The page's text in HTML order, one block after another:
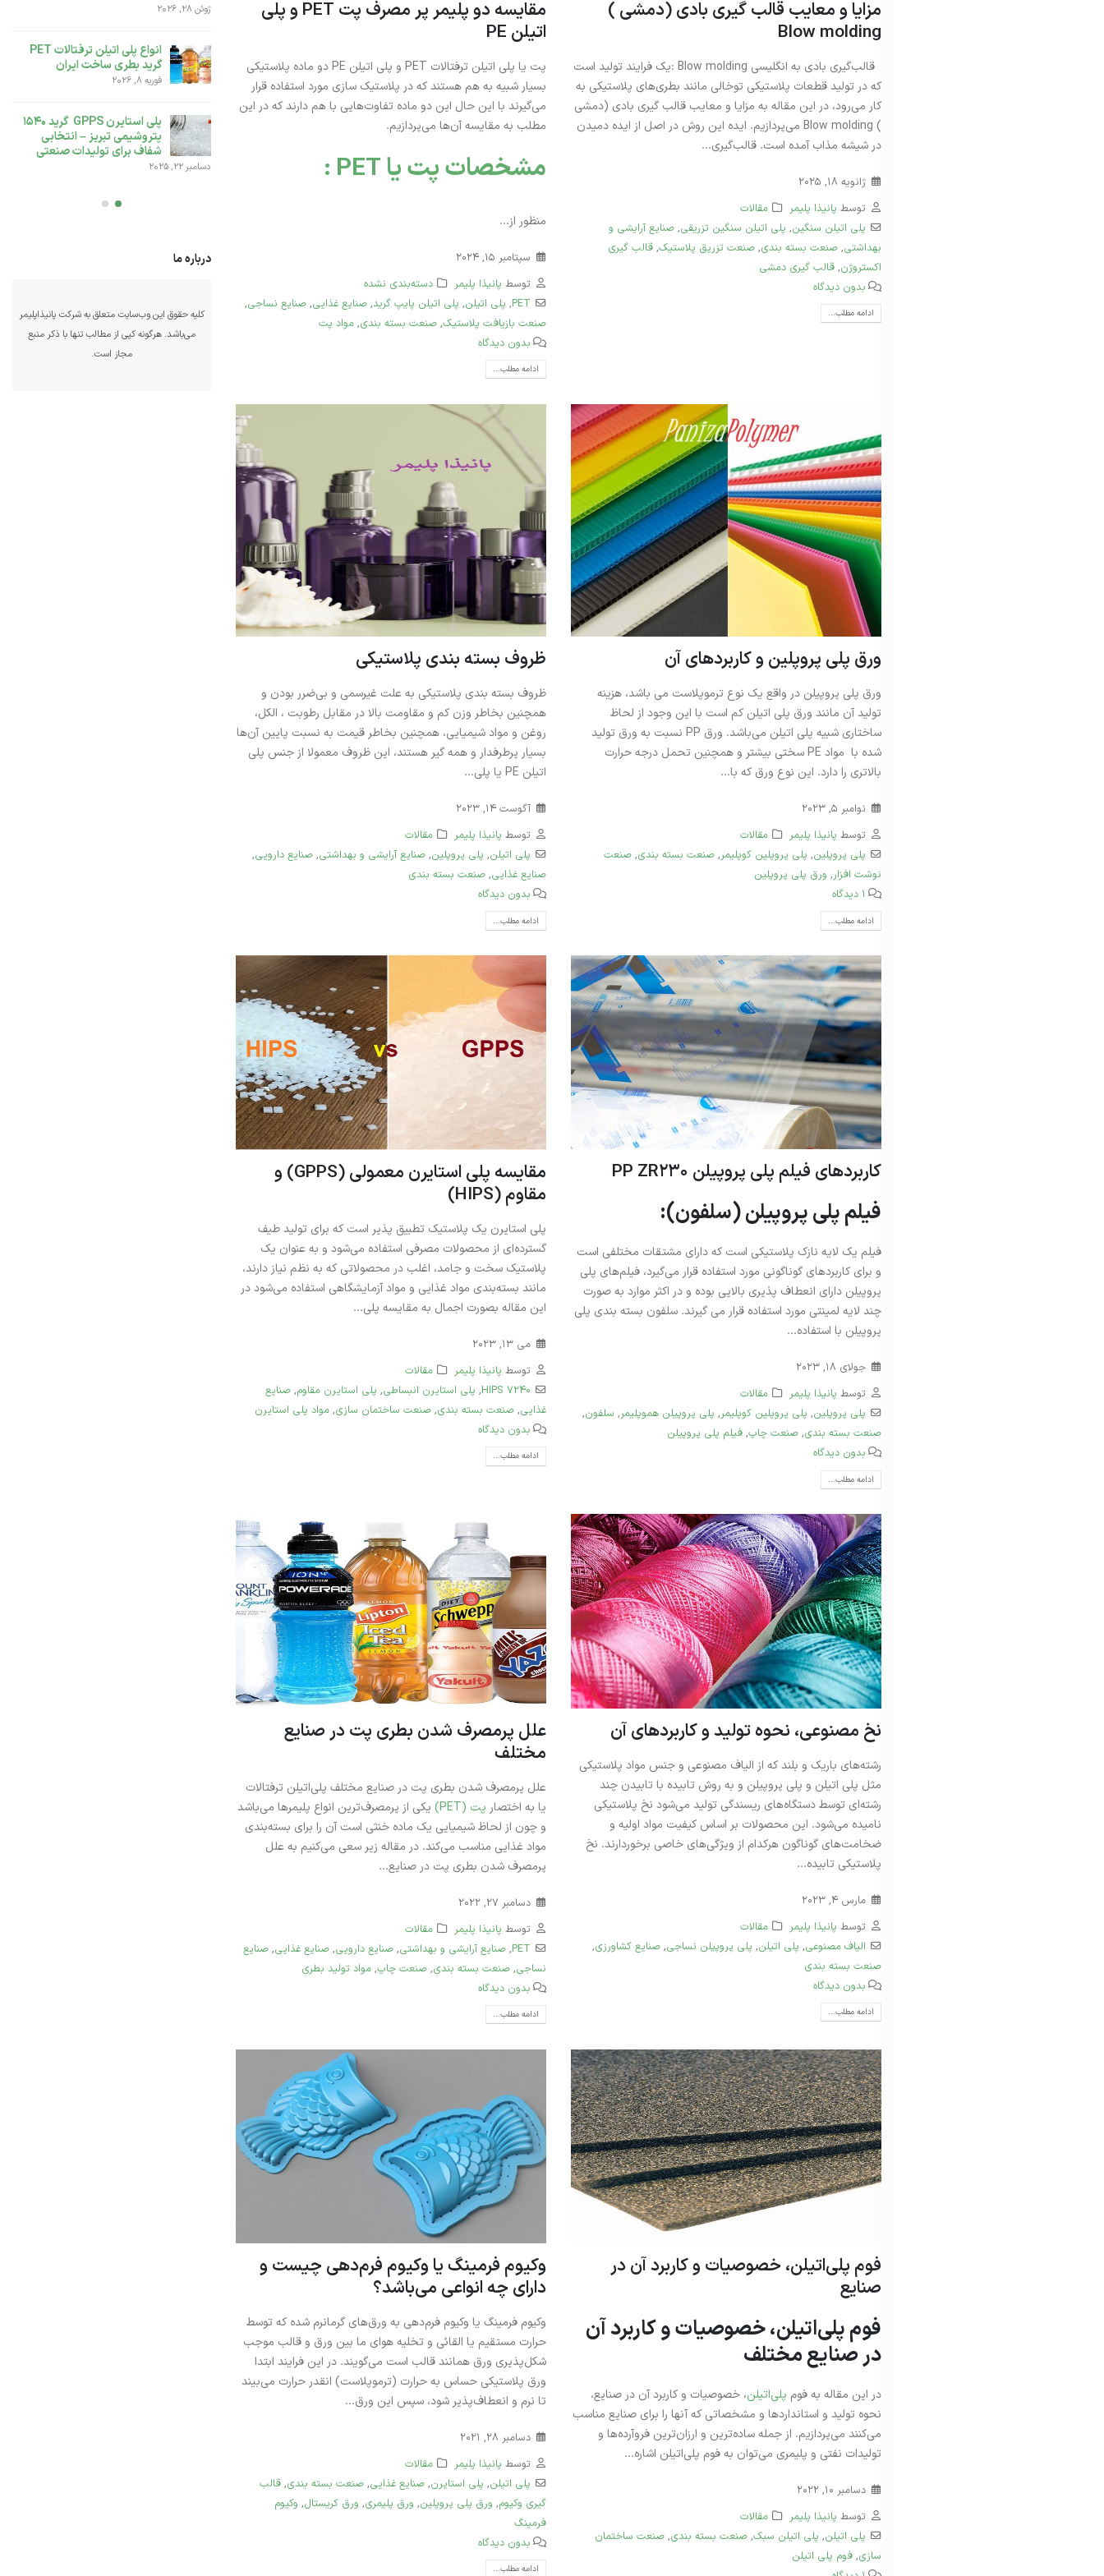
مزایا و معایب قالب گیری بادی (دمشی )
Blow molding
قالب‌گیری بادی به انگلیسی Blow molding :یک فرایند تولید است
که در تولید قطعات پلاستیکی توخالی مانند بطری‌های پلاستیکی به
کار می‌رود، در این مقاله به مزایا و معایب قالب گیری بادی (دمشی
) Blow molding می‌پردازیم. ایده این روش در اصل از ایده دمیدن
در شیشه مذاب آمده ‌است. قالب‌گیری...
ژانویه 18, 2025
توسط پانیذا پلیمر
مقالات
پلی‌ اتیلن سنگین, پلی اتیلن سنگین تزریقی, صنایع آرایشی و
بهداشتی, صنعت بسته بندی, صنعت تزریق پلاستیک, قالب گیری
اکستروژن, قالب گیری دمشی
بدون دیدگاه
ادامه مطلب...
مقایسه دو پلیمر پر مصرف پت PET و پلی
اتیلن PE
پت یا پلی اتیلن ترفتالات PET و پلی اتیلن PE دو ماده پلاستیکی
بسیار شبیه به هم هستند که در پلاستیک سازی مورد استفاده قرار
می‌گیرند با این حال این دو ماده تفاوت‌هایی با هم دارند که در این
مطلب به مقایسه آن‌ها می‌پردازیم.
مشخصات پت یا PET :
منظور از...
سپتامبر 15, 2024
توسط پانیذا پلیمر
دسته‌بندی نشده
PET
, پلی‌ اتیلن, پلی اتیلن پایپ گرید, صنایع غذایی, صنایع نساجی,
صنعت بازیافت پلاستیک, صنعت بسته بندی, مواد پت
بدون دیدگاه
ادامه مطلب...
ورق پلی پروپلین و کاربردهای آن
ورق پلی پروپیلن در واقع یک نوع ترموپلاست می باشد، هزینه
تولید آن مانند ورق پلی اتیلن کم است با این وجود از لحاظ
ساختاری شبیه پلی اتیلن می‌باشد. ورق PP نسبت به ورق تولید
شده با مواد PE سختی بیشتر و همچنین تحمل درجه حرارت
بالاتری را دارد. این نوع ورق که با...
نوامبر 5, 2023
توسط پانیذا پلیمر
مقالات
پلی پروپلین, پلی پروپلین کوپلیمر, صنعت بسته بندی, صنعت
نوشت افزار, ورق پلی پروپلین
1 دیدگاه
ادامه مطلب...
ظروف بسته بندی پلاستیکی
ظروف بسته بندی پلاستیکی به علت غیرسمی و بی‌ضرر بودن و
همچنین بخاطر وزن کم و مقاومت بالا در مقابل رطوبت ، الکل،
روغن و مواد شیمیایی، همچنین بخاطر قیمت به نسبت پایین آن‌ها
بسیار پرطرفدار و همه گیر هستند، این ظروف معمولا از جنس پلی
اتیلن PE یا پلی...
آگوست 14, 2023
توسط پانیذا پلیمر
مقالات
پلی‌ اتیلن, پلی پروپلین, صنایع آرایشی و بهداشتی, صنایع دارویی,
صنایع غذایی, صنعت بسته بندی
بدون دیدگاه
ادامه مطلب...
کاربردهای فیلم پلی پروپیلن PP ZR230
فیلم پلی پروپیلن (سلفون):
فیلم یک لایه نازک پلاستیکی است که دارای مشتقات مختلفی است
و برای کاربرد‌های گوناگونی مورد استفاده قرار می‌گیرد، فیلم‌های پلی
پروپیلن دارای انعطاف پذیری بالایی بوده و در اکثر موارد به صورت
چند لایه لمینتی مورد استفاده قرار می گیرند. سلفون بسته بندی پلی
پروپیلن با استفاده...
جولای 18, 2023
توسط پانیذا پلیمر
مقالات
پلی پروپلین, پلی پروپلین کوپلیمر, پلی پروپیلن هموپلیمر, سلفون,
صنعت بسته بندی, صنعت چاپ, فیلم پلی پروپیلن
بدون دیدگاه
ادامه مطلب...
مقایسه پلی استایرن معمولی (GPPS) و
مقاوم (HIPS)
پلی استایرن یک پلاستیک تطبیق پذیر است که برای تولید طیف
گسترده‌ای از محصولات مصرفی استفاده می‌شود و به عنوان یک
پلاستیک سخت و جامد، اغلب در محصولاتی که به نظم نیاز دارند،
مانند بسته‌بندی مواد غذایی و مواد آزمایشگاهی استفاده می‌شود در
این مقاله بصورت اجمال به مقایسه پلی...
می 13, 2023
توسط پانیذا پلیمر
مقالات
HIPS 7240
, پلی استایرن انبساطی, پلی استایرن مقاوم, صنایع
غذایی, صنعت بسته بندی, صنعت ساختمان سازی, مواد پلی‌ استایرن
بدون دیدگاه
ادامه مطلب...
نخ مصنوعی، نحوه تولید و کاربردهای آن
رشته‌های باریک و بلند که از الیاف مصنوعی و جنس مواد پلاستیکی
مثل پلی اتیلن و پلی پروپیلن و به روش تابیده با تابیدن چند
رشته‌ای توسط دستگاه‌های ریسندگی تولید می‌شود نخ پلاستیکی
نامیده می‌شود. این محصولات بر اساس کیفیت مواد اولیه و
ضخامت‌های گوناگون هرکدام از ویژگی‌های خاصی برخوردارند. نخ
پلاستیکی تابیده...
مارس 4, 2023
توسط پانیذا پلیمر
مقالات
الیاف مصنوعی, پلی‌ اتیلن, پلی پروپیلن نساجی, صنایع کشاورزی,
صنعت بسته بندی
بدون دیدگاه
ادامه مطلب...
علل پرمصرف شدن بطری پت در صنایع
مختلف
علل پرمصرف شدن بطری پت در صنایع مختلف پلی‌اتیلن ترفتالات
یا به اختصار پت (PET)
یکی از پرمصرف‌ترین انواع پلیمرها می‌باشد
و چون از لحاظ شیمیایی یک ماده خنثی است آن را برای بسته‌بندی
مواد غذایی مناسب می‌کند. در مقاله زیر سعی می‌کنیم به علل
پرمصرف شدن بطری پت در صنایع...
دسامبر 27, 2022
توسط پانیذا پلیمر
مقالات
PET
, صنایع آرایشی و بهداشتی, صنایع دارویی, صنایع غذایی, صنایع
نساجی, صنعت بسته بندی, صنعت چاپ, مواد تولید بطری
بدون دیدگاه
ادامه مطلب...
فوم پلی‌اتیلن، خصوصیات و کاربرد آن در
صنایع
فوم پلی‌اتیلن، خصوصیات و کاربرد آن
در صنایع مختلف
در این مقاله به فوم پلی‌اتیلن، خصوصیات و کاربرد آن در صنایع،
نحوه تولید و استانداردها و مشخصاتی که آنها را برای صنایع مناسب
می‌کنند می‌پردازیم. از جمله ساده‌ترین و ارزان‌ترین فروآرده‌ها و
تولیدات نفتی و پلیمری می‌توان به فوم پلی‌اتیلن اشاره...
دسامبر 10, 2022
توسط پانیذا پلیمر
مقالات
پلی‌ اتیلن, پلی‌ اتیلن سبک, صنعت بسته بندی, صنعت ساختمان
سازی, فوم پلی اتیلن
وکیوم فرمینگ یا وکیوم فرم‌دهی چیست و
دارای چه انواعی می‌باشد؟
وکیوم فرمینگ یا وکیوم فرم‌دهی به ورق‌های گرما‌نرم شده که توسط
حرارت مستقیم یا القائی و تخلیه هوای ما بین ورق و قالب موجب
شکل‌پذیری ورق همانند قالب است می‌گویند. در این فرایند ابتدا
ورق پلاستیکی حساس به حرارت (ترموپلاست) انقدر حرارت می‌بیند
تا نرم و انعطاف‌پذیر شود، سپس این ورق...
دسامبر 28, 2021
توسط پانیذا پلیمر
مقالات
پلی‌ اتیلن, پلی‌ استایرن, صنایع غذایی, صنعت بسته بندی, قالب
گیری وکیوم, ورق پلی پروپلین, ورق پلیمری, ورق کریستال, وکیوم
فرمینگ
بدون دیدگاه
ادامه مطلب...
ژوئن 28, 2026
گرید بطری ساخت ایران
فوریه 8, 2026
پلی استایرن GPPS گرید 1540
پتروشیمی تبریز – انتخابی
شفاف برای تولیدات صنعتی
تفاوت بین پلی اتیلن سنگین
دسامبر 6, 2025
انواع پلی اتیلن سبک LDPE و
کاربردهای آن
ژوئن 28, 2026
گرید بطری ساخت ایران
فوریه 8, 2026
دسامبر 22, 2025
تفاوت بین پلی اتیلن سنگین
بادی 0035 و پلی اتیلن BL3
دسامبر 6, 2025
انواع پلی اتیلن سبک LDPE و
کاربردهای آن
نوامبر 25, 2025